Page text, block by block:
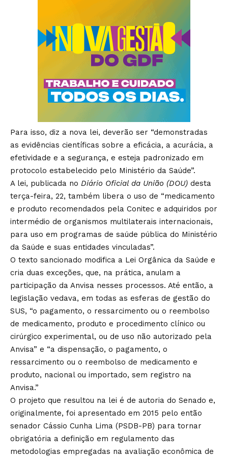
Para isso, diz a nova lei, deverão ser “demonstradas
as evidências científicas sobre a eficácia, a acurácia, a
efetividade e a segurança, e esteja padronizado em
protocolo estabelecido pelo Ministério da Saúde”.
A lei, publicada no Diário Oficial da União (DOU) desta
terça-feira, 22, também libera o uso de “medicamento
e produto recomendados pela Conitec e adquiridos por
intermédio de organismos multilaterais internacionais,
para uso em programas de saúde pública do Ministério
da Saúde e suas entidades vinculadas”.
O texto sancionado modifica a Lei Orgânica da Saúde e
cria duas exceções, que, na prática, anulam a
participação da Anvisa nesses processos. Até então, a
legislação vedava, em todas as esferas de gestão do
SUS, “o pagamento, o ressarcimento ou o reembolso
de medicamento, produto e procedimento clínico ou
cirúrgico experimental, ou de uso não autorizado pela
Anvisa” e “a dispensação, o pagamento, o
ressarcimento ou o reembolso de medicamento e
produto, nacional ou importado, sem registro na
Anvisa.”
O projeto que resultou na lei é de autoria do Senado e,
originalmente, foi apresentado em 2015 pelo então
senador Cássio Cunha Lima (PSDB-PB) para tornar
obrigatória a definição em regulamento das
metodologias empregadas na avaliação econômica de